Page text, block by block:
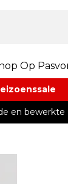
Op
en bewerkte